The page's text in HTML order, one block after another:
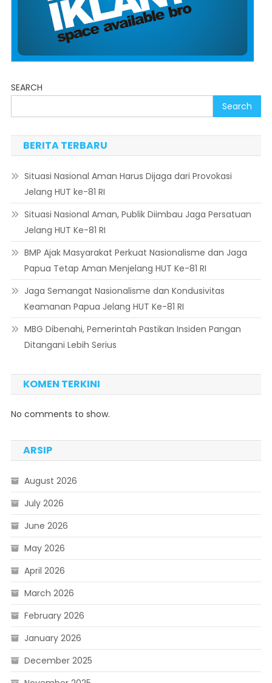
SEARCH
Search
BERITA TERBARU
Situasi Nasional Aman Harus Dijaga dari Provokasi
Jelang HUT ke-81 RI
Situasi Nasional Aman, Publik Diimbau Jaga Persatuan
Jelang HUT Ke-81 RI
BMP Ajak Masyarakat Perkuat Nasionalisme dan Jaga
Papua Tetap Aman Menjelang HUT Ke-81 RI
Jaga Semangat Nasionalisme dan Kondusivitas
Keamanan Papua Jelang HUT Ke-81 RI
MBG Dibenahi, Pemerintah Pastikan Insiden Pangan
Ditangani Lebih Serius
KOMEN TERKINI
No comments to show.
ARSIP
August 2026
July 2026
June 2026
May 2026
April 2026
March 2026
February 2026
January 2026
December 2025